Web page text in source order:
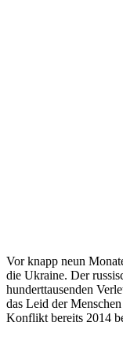
Vor knapp neun
die Ukraine. Der
hunderttausenden
das Leid der
Konflikt bereits 2014